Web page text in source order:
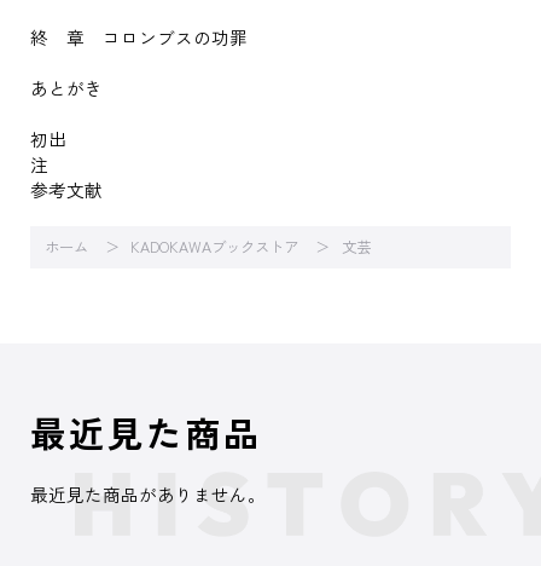
終 章 コロンブスの功罪
あとがき
初出
注
参考文献
ホーム KADOKAWAブックストア 文芸
最近見た商品
最近見た商品がありません。